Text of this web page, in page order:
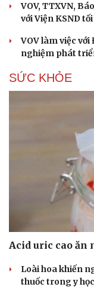
VOV, TTXVN,
với Viện KSND
VOV làm việc
nghiệm phát
SỨC KHỎE
Acid uric cao ăn
Loài hoa khiến
thuốc trong y